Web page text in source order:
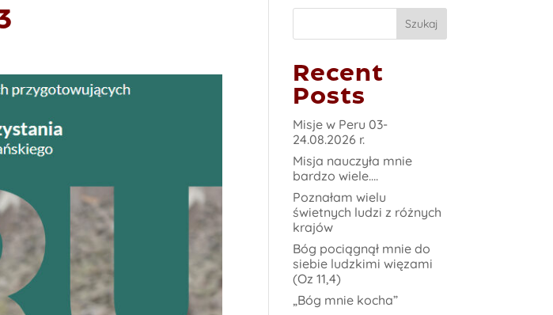
Szukaj
Recent
Posts
Misje w Peru 03-
24.08.2026 r.
Misja nauczyła mnie
bardzo wiele….
Poznałam wielu
świetnych ludzi z różnych
krajów
Bóg pociągnął mnie do
siebie ludzkimi więzami
(Oz 11,4)
„Bóg mnie kocha”